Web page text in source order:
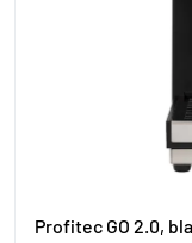
Profitec GO 2.0,